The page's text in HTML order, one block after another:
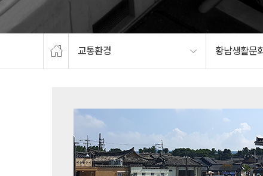
교통환경